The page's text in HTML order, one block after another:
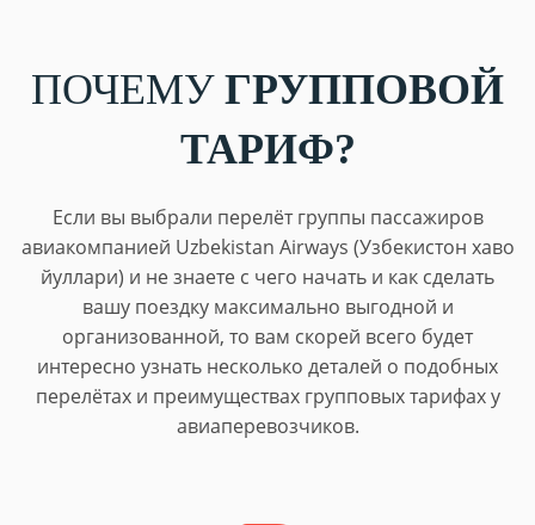
ПОЧЕМУ ГРУППОВОЙ
ТАРИФ?
Если вы выбрали перелёт группы пассажиров
авиакомпанией Uzbekistan Airways (Узбекистон хаво
йуллари) и не знаете с чего начать и как сделать
вашу поездку максимально выгодной и
организованной, то вам скорей всего будет
интересно узнать несколько деталей о подобных
перелётах и преимуществах групповых тарифах у
авиаперевозчиков.